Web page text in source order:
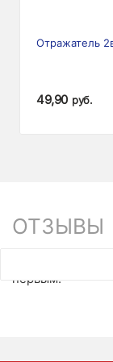
Отражатель
49,90 руб.
ОТЗЫВЫ
У этого товара
первым.